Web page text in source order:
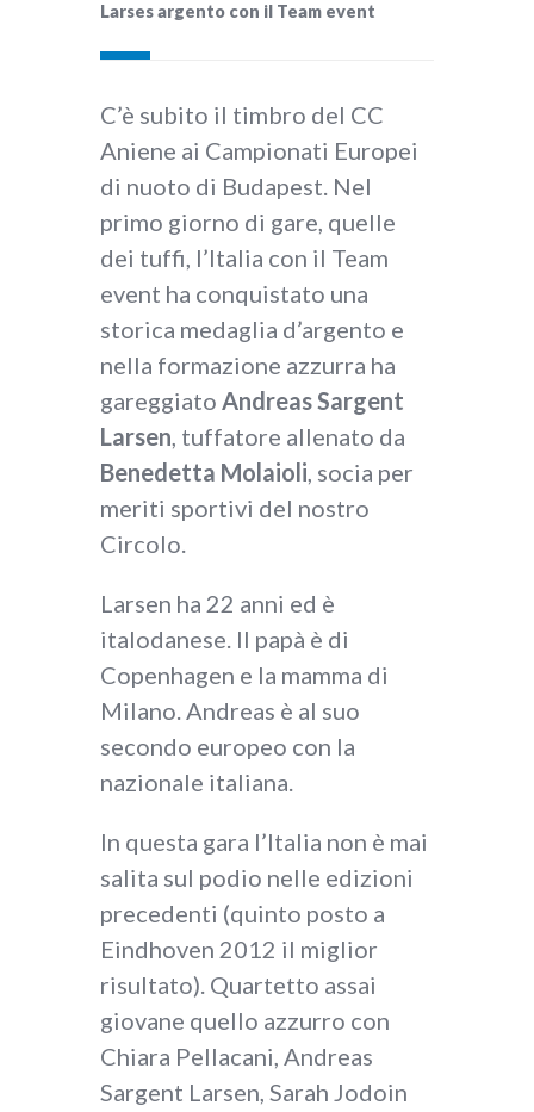
Larses argento con il Team event
C’è subito il timbro del CC
Aniene ai Campionati Europei
di nuoto di Budapest. Nel
primo giorno di gare, quelle
dei tuffi, l’Italia con il Team
event ha conquistato una
storica medaglia d’argento e
nella formazione azzurra ha
gareggiato Andreas Sargent
Larsen, tuffatore allenato da
Benedetta Molaioli, socia per
meriti sportivi del nostro
Circolo.
Larsen ha 22 anni ed è
italodanese. Il papà è di
Copenhagen e la mamma di
Milano. Andreas è al suo
secondo europeo con la
nazionale italiana.
In questa gara l’Italia non è mai
salita sul podio nelle edizioni
precedenti (quinto posto a
Eindhoven 2012 il miglior
risultato). Quartetto assai
giovane quello azzurro con
Chiara Pellacani, Andreas
Sargent Larsen, Sarah Jodoin